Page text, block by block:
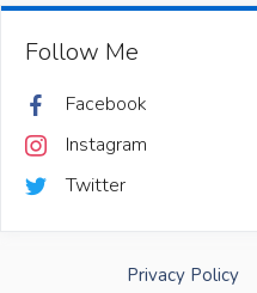
Follow Me
Facebook
Instagram
Twitter
Privacy Policy